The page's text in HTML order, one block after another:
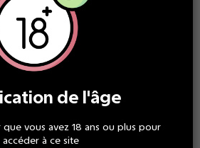
SÉCURISÉ
choix de paiement
produits de qualité
de l'âge
vous avez 18 ans ou plus pour
accéder à ce site